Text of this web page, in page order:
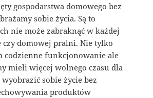
gospodarstwa domowego bez
sobie życia. Są to
nie może zabraknąć w każdej
czy domowej pralni. Nie tylko
codzienne funkcjonowanie ale
mieli więcej wolnego czasu dla
sobie życie bez
produktów